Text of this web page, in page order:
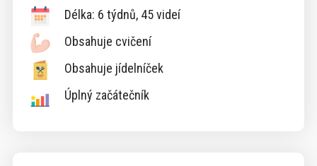
Délka: 6 týdnů, 45 videí
Obsahuje cvičení
Obsahuje jídelníček
Úplný začátečník